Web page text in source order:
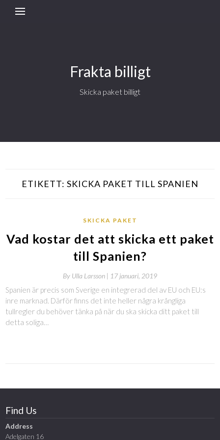
Frakta billigt
Skicka paket billigt
ETIKETT: SKICKA PAKET TILL SPANIEN
SKICKA PAKET
Vad kostar det att skicka ett paket
till Spanien?
By Ulla Larsson | 17 januari, 2019
Spanien är precis som Sverige en integrerad del av EU och EU:s
inre marknad. Därför finns det inte heller några krångliga
tullregler du behöver tänka på när du ska skicka ditt paket till
detta soliga…
Find Us
Address
Adelgaten 16